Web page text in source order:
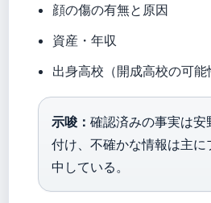
顔の傷の有無と原因
資産・年収
出身高校（開成高校の可能
示唆： 確認済みの事実は
付け、不確かな情報は主
中している。